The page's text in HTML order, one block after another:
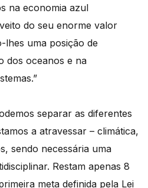
na economia azul
do seu enorme valor
lhes uma posição de
dos oceanos e na
separar as diferentes
a atravessar – climática,
sendo necessária uma
Restam apenas 8
meta definida pela Lei